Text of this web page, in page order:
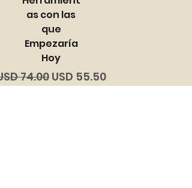
as con las
que
Empezaría
Hoy
74.00 Precio de oferta
USD 55.50